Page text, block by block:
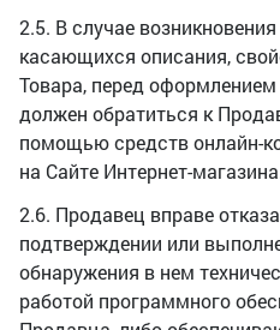
2.5. В случае
касающихся описания,
Товара, перед
должен обратиться к
помощью средств онлайн-
на Сайте Интернет-
2.6. Продавец вправе
подтверждении или
обнаружения в нем
работой программного